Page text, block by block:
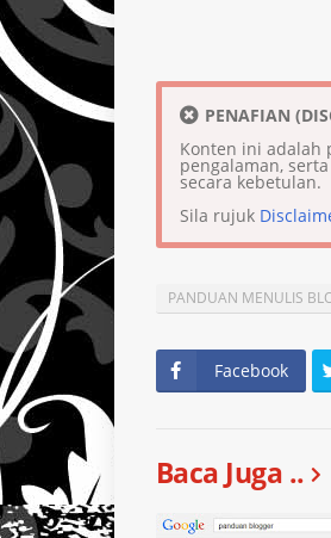
PENAFIAN
Konten ini adalah
pengalaman,
secara kebetulan.
Sila rujuk
PANDUAN MENULIS
Facebook
Baca Juga ..